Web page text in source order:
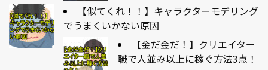
【似てくれ！！】キャラクターモデリング
でうまくいかない原因
【金だ金だ！】クリエイター
職で人並み以上に稼ぐ方法3点！